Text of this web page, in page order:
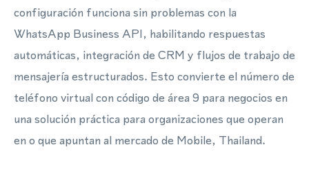
configuración funciona sin problemas con la
WhatsApp Business API, habilitando respuestas
automáticas, integración de CRM y flujos de trabajo de
mensajería estructurados. Esto convierte el número de
teléfono virtual con código de área 9 para negocios en
una solución práctica para organizaciones que operan
en o que apuntan al mercado de Mobile, Thailand.